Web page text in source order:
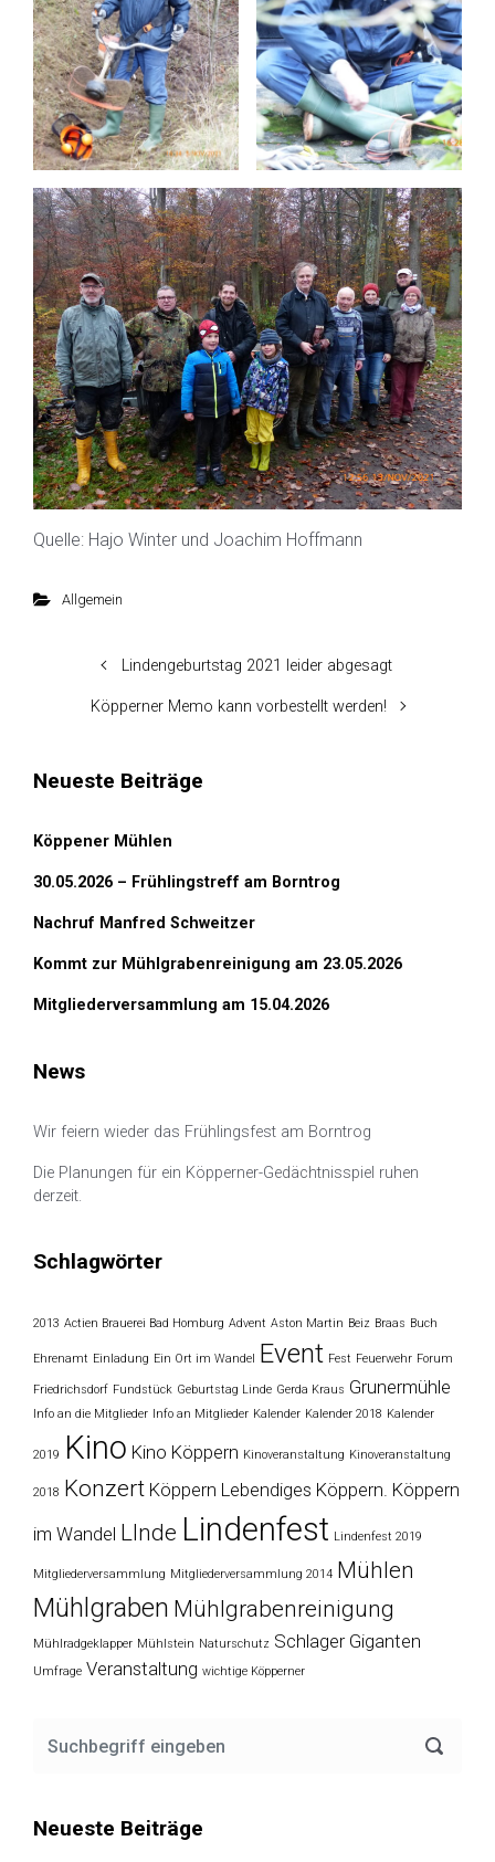
Quelle: Hajo Winter und Joachim Hoffmann
Allgemein
Lindengeburtstag 2021 leider abgesagt
Köpperner Memo kann vorbestellt werden!
Neueste Beiträge
Köppener Mühlen
30.05.2026 – Frühlingstreff am Borntrog
Nachruf Manfred Schweitzer
Kommt zur Mühlgrabenreinigung am 23.05.2026
Mitgliederversammlung am 15.04.2026
News
Wir feiern wieder das Frühlingsfest am Borntrog
Die Planungen für ein Köpperner-Gedächtnisspiel ruhen
derzeit.
Schlagwörter
2013 Actien Brauerei Bad Homburg Advent Aston Martin Beiz Braas Buch
Ehrenamt Einladung Ein Ort im Wandel Event Fest Feuerwehr Forum
Friedrichsdorf Fundstück Geburtstag Linde Gerda Kraus Grunermühle
Info an die Mitglieder Info an Mitglieder Kalender Kalender 2018 Kalender
2019 Kino Kino Köppern Kinoveranstaltung Kinoveranstaltung
2018 Konzert Köppern Lebendiges Köppern. Köppern
im Wandel LInde Lindenfest Lindenfest 2019
Mitgliederversammlung Mitgliederversammlung 2014 Mühlen
Mühlgraben Mühlgrabenreinigung
Mühlradgeklapper Mühlstein Naturschutz Schlager Giganten
Umfrage Veranstaltung wichtige Köpperner
Neueste Beiträge